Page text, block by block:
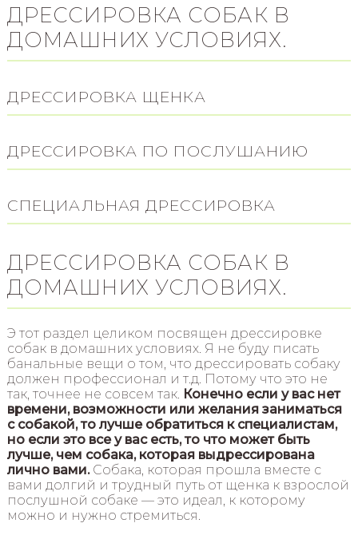
ДРЕССИРОВКА СОБАК В
ДОМАШНИХ УСЛОВИЯХ.
ДРЕССИРОВКА ЩЕНКА
ДРЕССИРОВКА ПО ПОСЛУШАНИЮ
СПЕЦИАЛЬНАЯ ДРЕССИРОВКА
ДРЕССИРОВКА СОБАК В
ДОМАШНИХ УСЛОВИЯХ.
Э тот раздел целиком посвящен дрессировке
собак в домашних условиях. Я не буду писать
банальные вещи о том, что дрессировать собаку
должен профессионал и т.д. Потому что это не
так, точнее не совсем так. Конечно если у вас нет
времени, возможности или желания заниматься
с собакой, то лучше обратиться к специалистам,
но если это все у вас есть, то что может быть
лучше, чем собака, которая выдрессирована
лично вами.Собака, которая прошла вместе с
вами долгий и трудный путь от щенка к взрослой
послушной собаке — это идеал, к которому
можно и нужно стремиться.